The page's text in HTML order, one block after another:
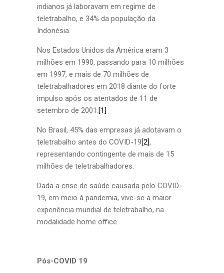
indianos já laboravam em regime de
teletrabalho, e 34% da população da
Indonésia.
Nos Estados Unidos da América eram 3
milhões em 1990, passando para 10 milhões
em 1997, e mais de 70 milhões de
teletrabalhadores em 2018 diante do forte
impulso após os atentados de 11 de
setembro de 2001.[1]
No Brasil, 45% das empresas já adotavam o
teletrabalho antes do COVID-19[2],
representando contingente de mais de 15
milhões de teletrabalhadores.
Dada a crise de saúde causada pelo COVID-
19, em meio à pandemia, vive-se a maior
experiência mundial de teletrabalho, na
modalidade home office.
Pós-COVID 19